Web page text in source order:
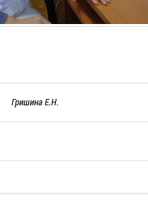
Гришина Е.Н.